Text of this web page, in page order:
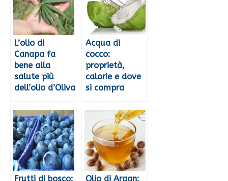
L’olio di
Canapa fa
bene alla
salute più
dell’olio d’Oliva
Acqua di
cocco:
proprietà,
calorie e dove
si compra
Frutti di bosco:
Olio di Argan: